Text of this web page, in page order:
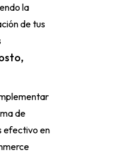
la
de tus
de
efectivo en